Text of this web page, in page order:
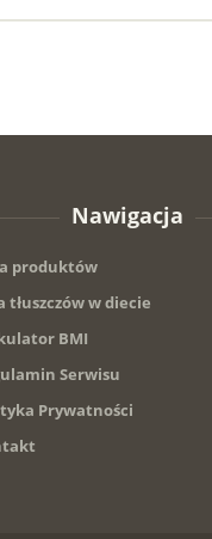
Nawigacja
produktów
tłuszczów w diecie
BMI
Serwisu
Prywatności